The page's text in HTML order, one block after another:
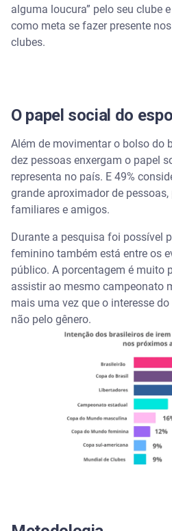
alguma loucura” pelo seu clube
como meta se fazer presente
clubes.
O papel social do
Além de movimentar o bolso do
dez pessoas enxergam o papel
representa no país. E 49%
grande aproximador de
familiares e amigos.
Durante a pesquisa foi possível
feminino também está entre os
público. A porcentagem é muito
assistir ao mesmo campeonato
mais uma vez que o interesse
não pelo gênero.